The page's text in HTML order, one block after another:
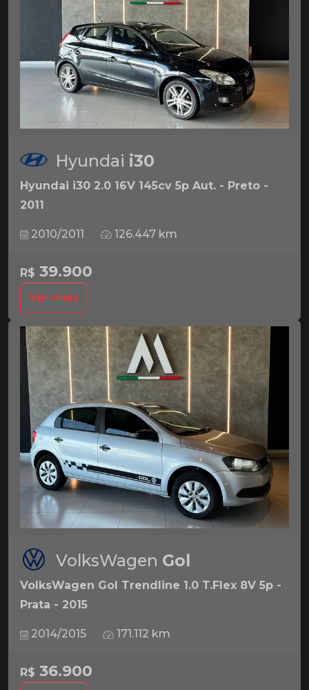
Hyundai i30
Hyundai i30 2.0 16V 145cv 5p Aut. - Preto -
2011
2010/2011 126.447 km
R$ 39.900
Ver mais
VolksWagen Gol
VolksWagen Gol Trendline 1.0 T.Flex 8V 5p -
Prata - 2015
2014/2015 171.112 km
R$ 36.900